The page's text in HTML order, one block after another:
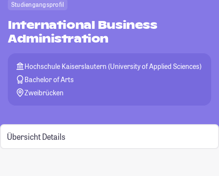
Studiengangsprofil
International Business
Administration
Hochschule Kaiserslautern (University of Applied Sciences)
Bachelor of Arts
Zweibrücken
Übersicht Details